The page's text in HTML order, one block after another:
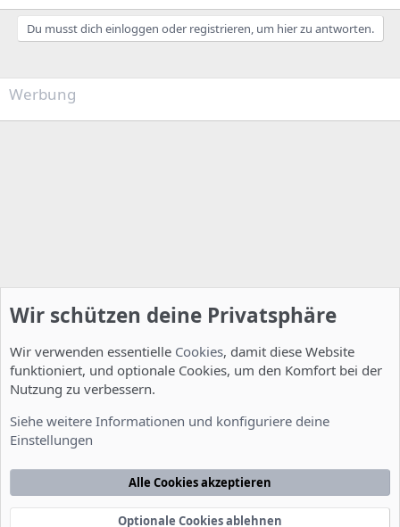
Du musst dich einloggen oder registrieren, um hier zu antworten.
Werbung
Nutzungsbedingungen Datenschutzerklärung
Startseite
®
Wir schützen deine Privatsphäre
Wir verwenden essentielle Cookies, damit diese Website
funktioniert, und optionale Cookies, um den Komfort bei der
Nutzung zu verbessern.
Siehe weitere Informationen und konfiguriere deine
Einstellungen
Alle Cookies akzeptieren
Optionale Cookies ablehnen